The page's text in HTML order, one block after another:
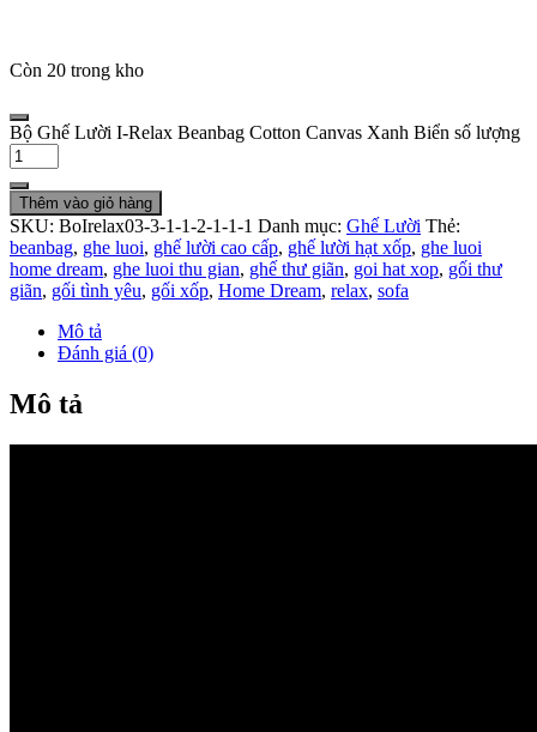
Còn 20 trong kho
Bộ Ghế Lười I-Relax Beanbag Cotton Canvas Xanh Biển số lượng
Thêm vào giỏ hàng
SKU: BoIrelax03-3-1-1-2-1-1-1 Danh mục: Ghế Lười Thẻ:
beanbag, ghe luoi, ghế lười cao cấp, ghế lười hạt xốp, ghe luoi
home dream, ghe luoi thu gian, ghế thư giãn, goi hat xop, gối thư
giãn, gối tình yêu, gối xốp, Home Dream, relax, sofa
Mô tả
Đánh giá (0)
Mô tả